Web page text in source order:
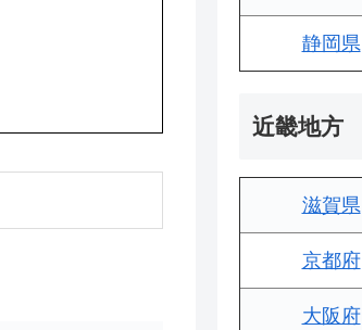
静岡県
近畿地方
滋賀県
京都府
大阪府